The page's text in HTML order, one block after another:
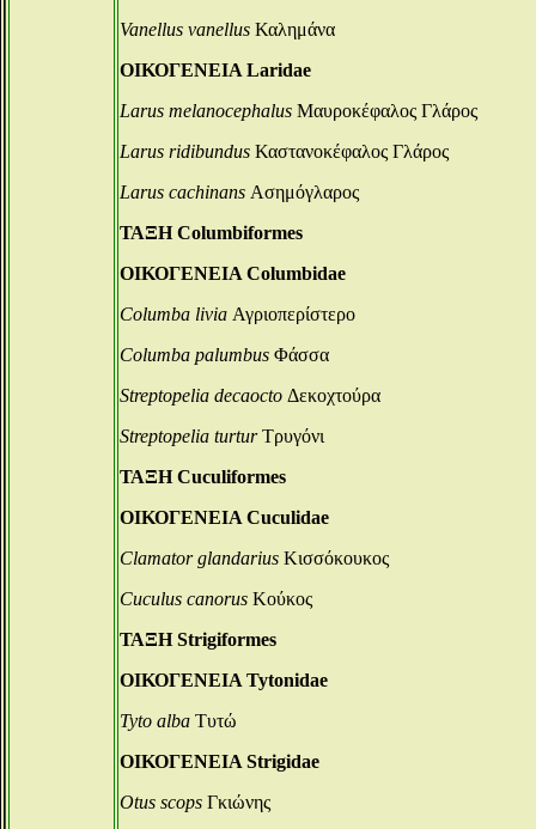
Vanellus vanellus Καλημάνα
ΟΙΚΟΓΕΝΕΙΑ Laridae
Larus melanocephalus Μαυροκέφαλος Γλάρος
Larus ridibundus Καστανοκέφαλος Γλάρος
Larus cachinans Ασημόγλαρος
ΤΑΞΗ Columbiformes
ΟΙΚΟΓΕΝΕΙΑ Columbidae
Columba livia Αγριοπερίστερο
Columba palumbus Φάσσα
Streptopelia decaocto Δεκοχτούρα
Streptopelia turturΤρυγόνι
ΤΑΞΗ Cuculiformes
ΟΙΚΟΓΕΝΕΙΑ Cuculidae
Clamator glandarius Κισσόκουκος
Cuculus canorus Κούκος
ΤΑΞΗ Strigiformes
ΟΙΚΟΓΕΝΕΙΑ Tytonidae
Tyto alba Τυτώ
ΟΙΚΟΓΕΝΕΙΑ Strigidae
Otus scops Γκιώνης